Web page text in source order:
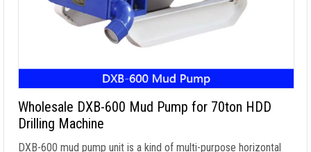
Wholesale DXB-600 Mud Pump for 70ton HDD
Drilling Machine
DXB-600 mud pump unit is a kind of multi-purpose horizontal